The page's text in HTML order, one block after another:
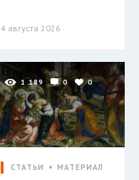
4 августа 2026
1 189 0 0
СТАТЬИ МАТЕРИАЛ